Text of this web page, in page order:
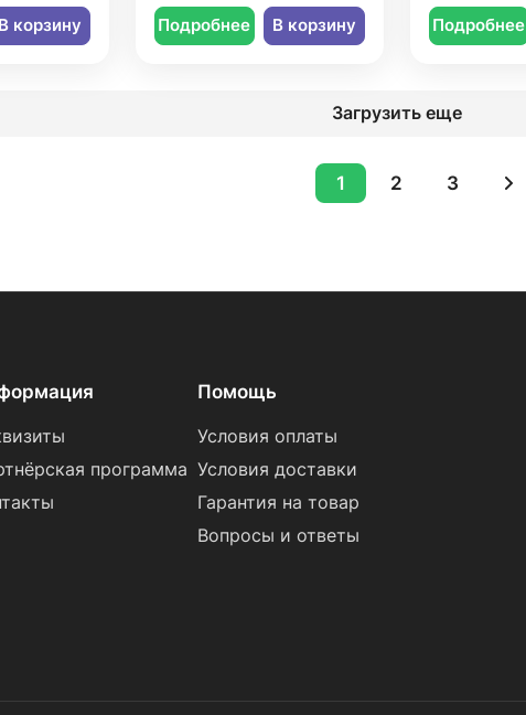
В корзину Подробнее В корзину Подробнее
Загрузить еще
1 2 3
программа
Помощь
Условия оплаты
Условия доставки
Гарантия на товар
Вопросы и ответы